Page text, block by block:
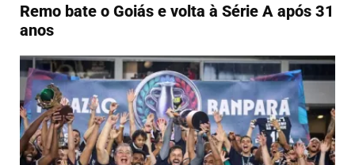
Remo bate o Goiás e volta à Série A após 31
anos